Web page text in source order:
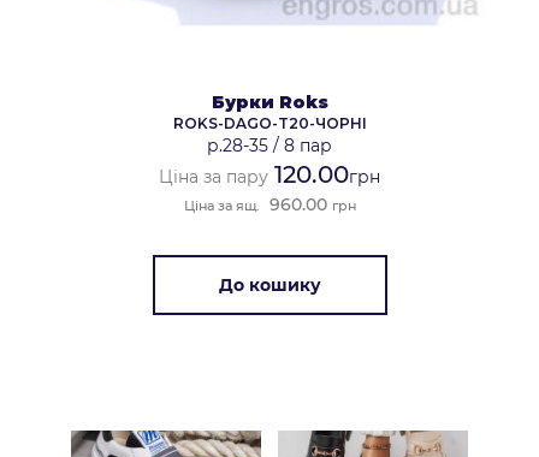
Бурки Roks
ROKS-DAGO-T20-ЧОРНІ
р.28-35 / 8 пар
Ціна за пару 120.00грн
Ціна за ящ. 960.00 грн
До кошику